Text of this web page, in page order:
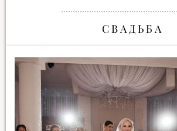
С В А Д Ь Б А